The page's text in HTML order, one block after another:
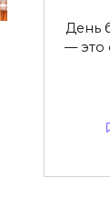
День
— это